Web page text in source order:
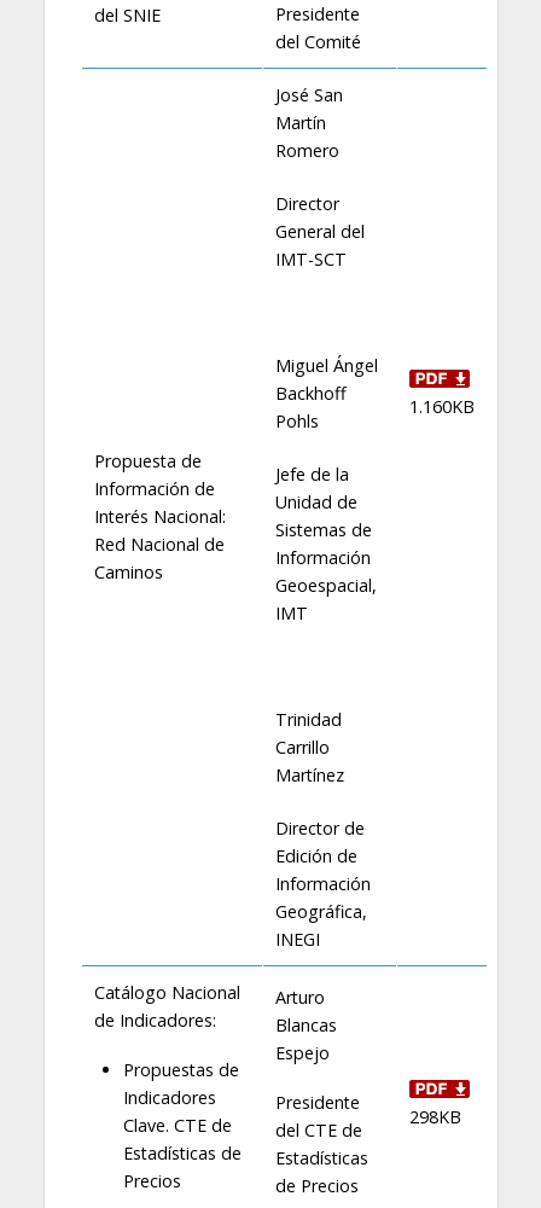
del SNIE
Presidente
del Comité
Propuesta de
Información de
Interés Nacional:
Red Nacional de
Caminos
José San
Martín
Romero
Director
General del
IMT-SCT
Miguel Ángel
Backhoff
Pohls
1.160KB
Jefe de la
Unidad de
Sistemas de
Información
Geoespacial,
IMT
Trinidad
Carrillo
Martínez
Director de
Edición de
Información
Geográfica,
INEGI
Catálogo Nacional
de Indicadores:
Propuestas de
Indicadores
Clave. CTE de
Estadísticas de
Precios
Arturo
Blancas
Espejo
Presidente
del CTE de
Estadísticas
de Precios
298KB